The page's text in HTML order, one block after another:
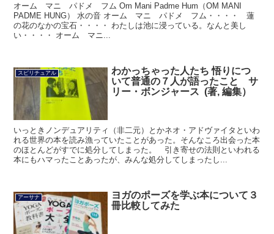
オーム マニ パドメ フム Om Mani Padme Hum（OM MANI
PADME HUNG） 水の音 オーム マニ パドメ フム・・・・ 蓮
の花のなかの宝石・・・・ わたしは池に浸っている。なんと美し
い・・・・ オーム マニ...
スピリチュアル
わかっちゃった人たち 悟りにつ
いて普通の７人が語ったこと サ
リー・ボンジャース (著, 編集）
いっときノンデュアリティ（非二元）とかネオ・アドヴァイタといわ
れる世界の本を読み漁っていたことがあった。そんなころ出会った本
のほとんどがすでに処分してしまった。 引き寄せの法則といわれる
本にもハマったことあったが、みんな処分してしまったし...
アーサナ
ヨガのポーズを学ぶ本について３
冊比較してみた